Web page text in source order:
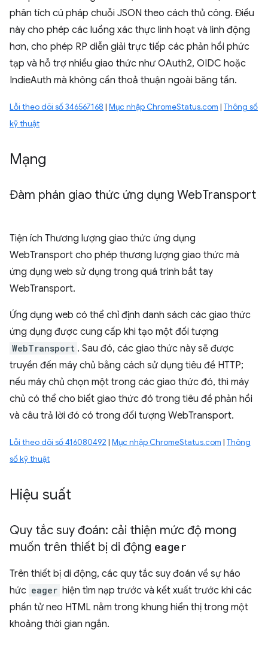
phân tích cú pháp chuỗi JSON theo cách thủ công. Điều
này cho phép các luồng xác thực linh hoạt và linh động
hơn, cho phép RP diễn giải trực tiếp các phản hồi phức
tạp và hỗ trợ nhiều giao thức như OAuth2, OIDC hoặc
IndieAuth mà không cần thoả thuận ngoài băng tần.
Lỗi theo dõi số 346567168 | Mục nhập ChromeStatus.com | Thông số
kỹ thuật
Mạng
Đàm phán giao thức ứng dụng WebTransport
Tiện ích Thương lượng giao thức ứng dụng
WebTransport cho phép thương lượng giao thức mà
ứng dụng web sử dụng trong quá trình bắt tay
WebTransport.
Ứng dụng web có thể chỉ định danh sách các giao thức
ứng dụng được cung cấp khi tạo một đối tượng
WebTransport . Sau đó, các giao thức này sẽ được
truyền đến máy chủ bằng cách sử dụng tiêu đề HTTP;
nếu máy chủ chọn một trong các giao thức đó, thì máy
chủ có thể cho biết giao thức đó trong tiêu đề phản hồi
và câu trả lời đó có trong đối tượng WebTransport.
Lỗi theo dõi số 416080492 | Mục nhập ChromeStatus.com | Thông
số kỹ thuật
Hiệu suất
Quy tắc suy đoán: cải thiện mức độ mong
muốn trên thiết bị di động eager
Trên thiết bị di động, các quy tắc suy đoán về sự háo
hức eager hiện tìm nạp trước và kết xuất trước khi các
phần tử neo HTML nằm trong khung hiển thị trong một
khoảng thời gian ngắn.